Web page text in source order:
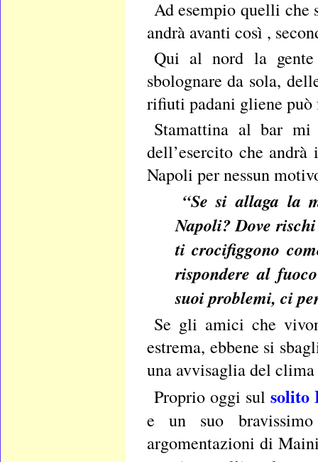
Ad esempio quelli che
andrà avanti così ,
Qui al nord la
sbolognare da sola,
rifiuti padani gliene
Stamattina al bar
dell’esercito che
Napoli per nessun
“Se si allaga la
Napoli? Dove
ti crocifiggono
rispondere al
suoi problemi, ci
Se gli amici che
estrema, ebbene si
una avvisaglia del
Proprio oggi sul solito
e un suo
argomentazioni di